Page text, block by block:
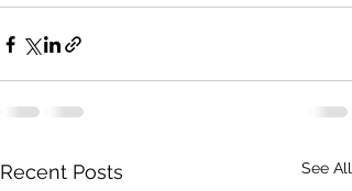
Recent Posts See All